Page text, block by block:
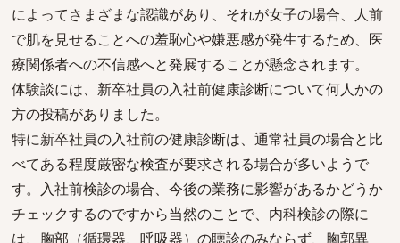
によってさまざまな認識があり、それが女子の場合、人前
で肌を見せることへの羞恥心や嫌悪感が発生するため、医
療関係者への不信感へと発展することが懸念されます。
体験談には、新卒社員の入社前健康診断について何人かの
方の投稿がありました。
特に新卒社員の入社前の健康診断は、通常社員の場合と比
べてある程度厳密な検査が要求される場合が多いようで
す。入社前検診の場合、今後の業務に影響があるかどうか
チェックするのですから当然のことで、内科検診の際に
は、胸部（循環器、呼吸器）の聴診のみならず、胸郭異